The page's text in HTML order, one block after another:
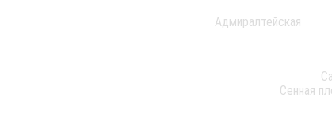
Сенная
Адмиралтейская